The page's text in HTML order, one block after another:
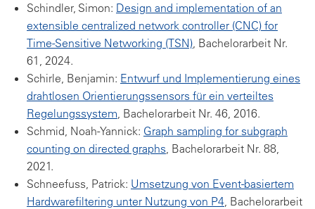
Schindler, Simon: Design and implementation of an
extensible centralized network controller (CNC) for
Time-Sensitive Networking (TSN), Bachelorarbeit Nr.
61, 2024.
Schirle, Benjamin: Entwurf und Implementierung eines
drahtlosen Orientierungssensors für ein verteiltes
Regelungssystem, Bachelorarbeit Nr. 46, 2016.
Schmid, Noah-Yannick: Graph sampling for subgraph
counting on directed graphs, Bachelorarbeit Nr. 88,
2021.
Schneefuss, Patrick: Umsetzung von Event-basiertem
Hardwarefiltering unter Nutzung von P4, Bachelorarbeit